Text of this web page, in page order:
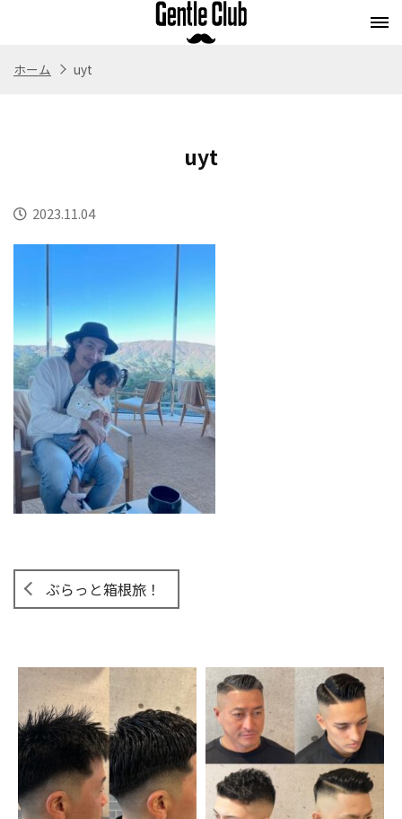
Store Recruit
ホーム uyt
uyt
2023.11.04
ぶらっと箱根旅！